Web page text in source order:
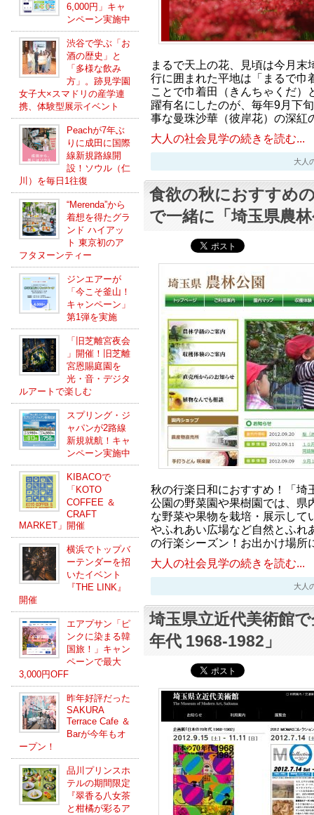
6,000円」キャ
ンペーン実施中
渋谷で学ぶ「お
酒の歴史」と
「多様な飲み
方」。跡見学園
女子大×スマドリの産学連
携、体験型展示イベント
Peachが7年ぶ
りに成田に国際
線新規路線開
設！ソウル（仁
川）を毎日1往復
“Merenda”から
着想を得たグラ
ンド ハイアッ
ト 東京初のア
フタヌーンティー
ジンエアーが
「今こそ釜山！
キャンペーン」
第1弾を実施
「旧芝離宮夜会
」開催！旧芝離
宮恩賜庭園を
光・音・デジタ
ルアートで楽しむ
スプリング・ジ
ャパンが2路線
新規就航！キャ
ンペーン実施中
KIBACOで
「KOTO
COFFEE ＆
CRAFT
MARKET」開催
横浜でトップバ
ーテンダーを招
いたイベント
『THE LINK』
開催
エアプサン「ピ
ンクに染まる韓
国旅！」キャン
ペーンで最大
3,000円OFF
昨年好評だった
SAKURA
Terrace Cafe ＆
Barが今年もオ
ープン！
品川プリンスホ
テルの期間限定
『翠香る八女茶
と柑橘が彩るア
まるで天上の花、見頃は今月末
行に囲まれた平地は「まるで巾
ことで巾着田（きんちゃくだ）
躍有名にしたのが、毎年9月下
事な曼珠沙華（彼岸花）の深
大人の社会見学の続きを読む...
大人
食欲の秋におすすめ
で一緒に「埼玉県農
秋の行楽日和におすすめ！「埼
公園の野菜園や果樹園では、県
な野菜や果物を栽培・展示して
やふれあい広場など自然とふれ
の行楽シーズン！お出かけ場
大人の社会見学の続きを読む...
大人
埼玉県立近代美術館
年代 1968-1982」